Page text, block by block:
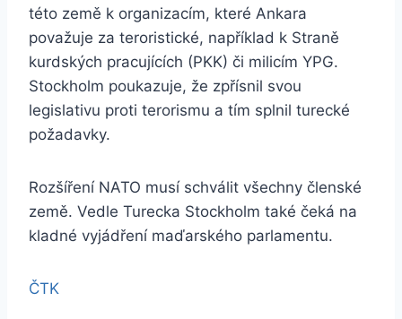
této země k organizacím, které Ankara
považuje za teroristické, například k Straně
kurdských pracujících (PKK) či milicím YPG.
Stockholm poukazuje, že zpřísnil svou
legislativu proti terorismu a tím splnil turecké
požadavky.
Rozšíření NATO musí schválit všechny členské
země. Vedle Turecka Stockholm také čeká na
kladné vyjádření maďarského parlamentu.
ČTK